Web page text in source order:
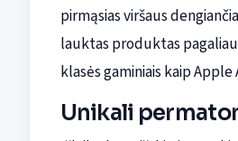
pirmąsias viršaus
lauktas produktas
klasės gaminiais kaip Apple
Unikali